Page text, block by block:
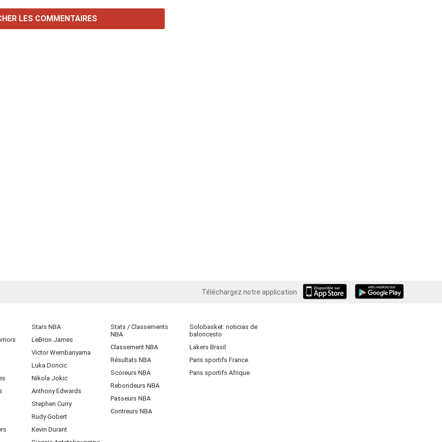
LES COMMENTAIRES
Téléchargez notre application
iOS Android
Stars NBA
LeBron James
Victor Wembanyama
Luka Doncic
Nikola Jokic
Anthony Edwards
Stephen Curry
Rudy Gobert
Kevin Durant
Stats / Classements
NBA
Classement NBA
Résultats NBA
Scoreurs NBA
Rebondeurs NBA
Passeurs NBA
Contreurs NBA
Solobasket: noticias de
baloncesto
Lakers Brasil
Paris sportifs France
Paris sportifs Afrique